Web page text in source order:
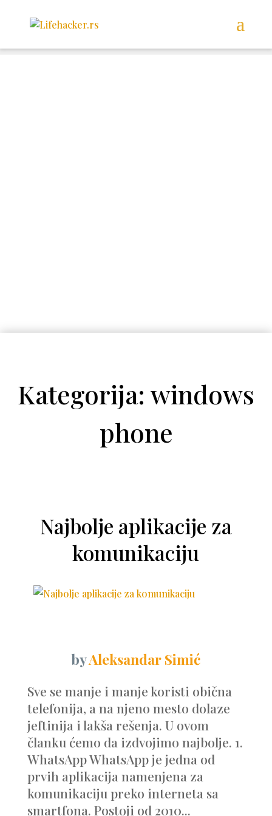
Kategorija: windows
phone
Najbolje aplikacije za
komunikaciju
byAleksandar Simić
Sve se manje i manje koristi obična
telefonija, a na njeno mesto dolaze
jeftinija i lakša rešenja. U ovom
članku ćemo da izdvojimo najbolje. 1.
WhatsApp WhatsApp je jedna od
prvih aplikacija namenjena za
komunikaciju preko interneta sa
smartfona. Postoji od 2010...